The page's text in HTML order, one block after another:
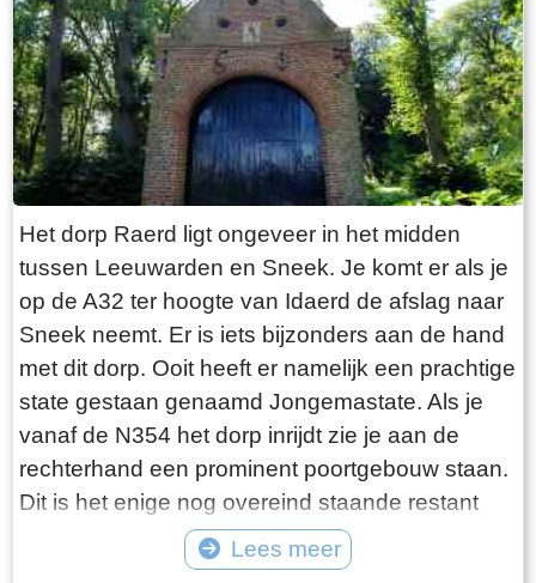
gevangen wordt. En niets is minder waar.
Tegenover de twee visrestaurants ligt in het
kleinste haventje van Europa eenzaam en
alleen de HL6. Navraag in het restaurant leert
dan dit de vissersboot van de gebroeders De
Vries is. Zij zijn de laatste overgebleven vissers
van Laaksum. Eerder was er sprake van een
bescheiden vloot maar de meeste vissers van
Laaksum zijn er al lang geleden mee gestopt.
De gebroeders De Vries houden het dus nog vol
en vangen regelmatig bot bij Laaksum. Ik hoor
dat de ze inmiddels aardig op leeftijd zijn, in
ieder geval over de zestig. Ik hoop dat ze het
nog even kunnen volhouden tot aan hun
pensioenleeftijd. Want zodra zij ermee stoppen
vangt iedereen bot bij Laaksum.
Het dorp Raerd ligt ongeveer in het midden
tussen Leeuwarden en Sneek. Je komt er als je
op de A32 ter hoogte van Idaerd de afslag naar
Sneek neemt. Er is iets bijzonders aan de hand
met dit dorp. Ooit heeft er namelijk een prachtige
state gestaan genaamd Jongemastate. Als je
vanaf de N354 het dorp inrijdt zie je aan de
rechterhand een prominent poortgebouw staan.
Dit is het enige nog overeind staande restant
van Jongemastate. Het poortgebouw geeft
toegang tot het park Jongemastate. In het
Lees meer